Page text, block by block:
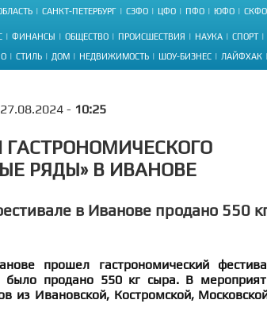
САНКТ-ПЕТЕРБУРГ СЗФО ЦФО ПФО ЮФО СКФО
ФИНАНСЫ ОБЩЕСТВО ПРОИСШЕСТВИЯ НАУКА СПОРТ
СТИЛЬ ДОМ НЕДВИЖИМОСТЬ ШОУ-БИЗНЕС ЛАЙФХАК
27.08.2024 - 10:25
РЯДЫ» В ИВАНОВЕ
в Иванове продано 550
прошел гастрономический
продано 550 кг сыра. В
из Ивановской, Костромской,